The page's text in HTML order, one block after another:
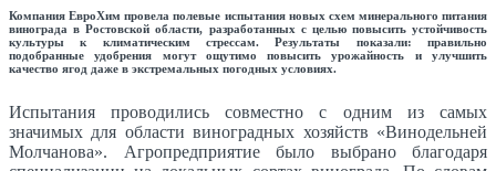
Компания ЕвроХим провела полевые испытания новых схем минерального питания
винограда в Ростовской области, разработанных с целью повысить устойчивость
культуры к климатическим стрессам. Результаты показали: правильно
подобранные удобрения могут ощутимо повысить урожайность и улучшить
качество ягод даже в экстремальных погодных условиях.
Испытания проводились совместно с одним из самых
значимых для области виноградных хозяйств «Винодельней
Молчанова». Агропредприятие было выбрано благодаря